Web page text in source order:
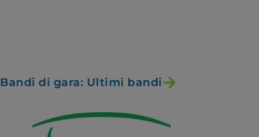
Bandi di gara: Ultimi bandi